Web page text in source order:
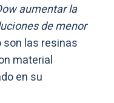
aumentar la
de menor
son las resinas
material
en su